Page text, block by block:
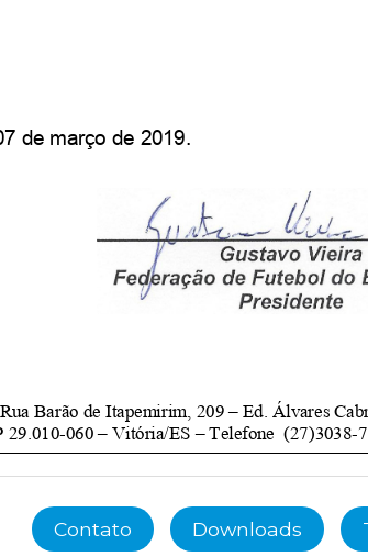
Contato Downloads